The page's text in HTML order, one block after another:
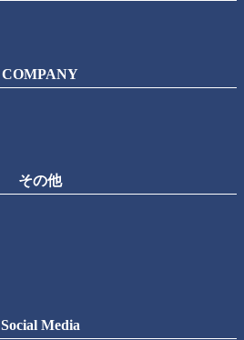
COMPANY
その他
Social Media